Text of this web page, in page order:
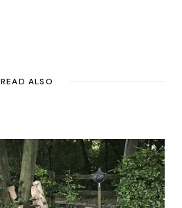
READ ALSO